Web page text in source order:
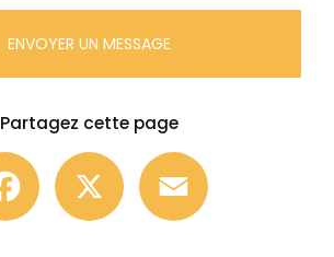
ENVOYER UN MESSAGE
Partagez cette page
Facebook